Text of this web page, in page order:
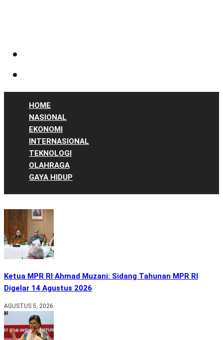
HOME
NASIONAL
EKONOMI
INTERNASIONAL
TEKNOLOGI
OLAHRAGA
GAYA HIDUP
Ketua MPR RI Ahmad Muzani: Sidang Tahunan MPR RI
Digelar 14 Agustus 2026
AGUSTUS 5, 2026